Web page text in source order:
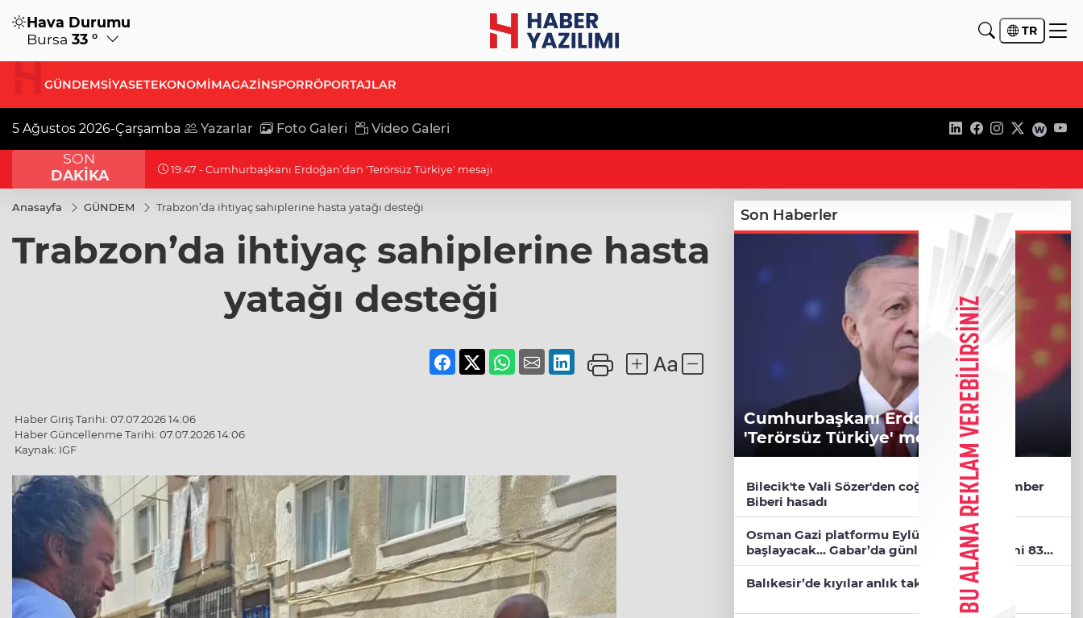
Hava Durumu
Bursa 33 ° TR
GÜNDEMSİYASETEKONOMİMAGAZİNSPORRÖPORTAJLAR
5 Ağustos 2026-Çarşamba Yazarlar Foto Galeri Video Galeri
SON
DAKİKA
19:32 - Bilecik'te Vali Sözer'den coğrafi işaretli Kamber Biberi hasadı
Anasayfa GÜNDEM Trabzon’da ihtiyaç sahiplerine hasta yatağı desteği
Trabzon’da ihtiyaç sahiplerine hasta
yatağı desteği
Haber Giriş Tarihi: 07.07.2026 14:06
Haber Güncellenme Tarihi: 07.07.2026 14:06
Kaynak: IGF
Son Haberler
Cumhurbaşkanı Erdoğan’dan
'Terörsüz Türkiye' mesajı
Bilecik'te Vali Sözer'den coğrafi işaretli Kamber
Biberi hasadı
Osman Gazi platformu Eylül'de göreve
başlayacak... Gabar’da günlük petrol üretimi 83
bin 200 varile ulaştı
Balıkesir’de kıyılar anlık takip ediliyor